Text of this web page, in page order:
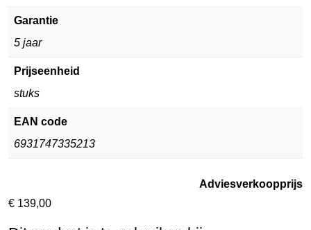
Garantie
5 jaar
Prijseenheid
stuks
EAN code
6931747335213
Adviesverkoopprijs
€ 139,00